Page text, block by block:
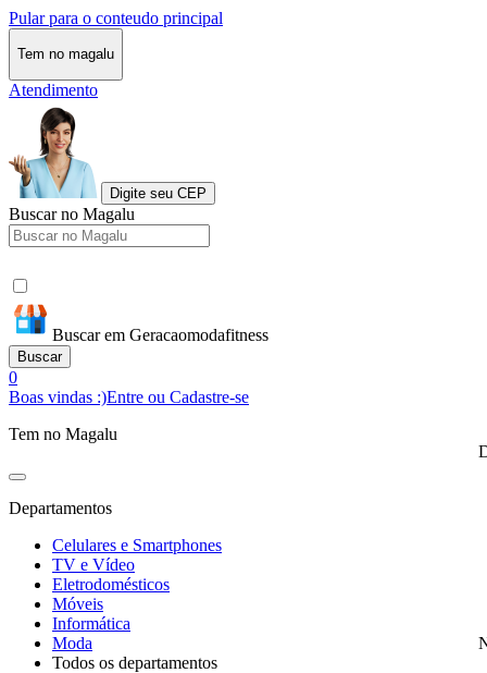
Pular para o conteudo principal
Tem no magalu
Atendimento
Digite seu CEP
Buscar no Magalu
Buscar em Geracaomodafitness
Buscar
0
Boas vindas :)Entre ou Cadastre-se
Tem no Magalu
Departamentos
Celulares e Smartphones
TV e Vídeo
Eletrodomésticos
Móveis
Informática
Moda
Todos os departamentos